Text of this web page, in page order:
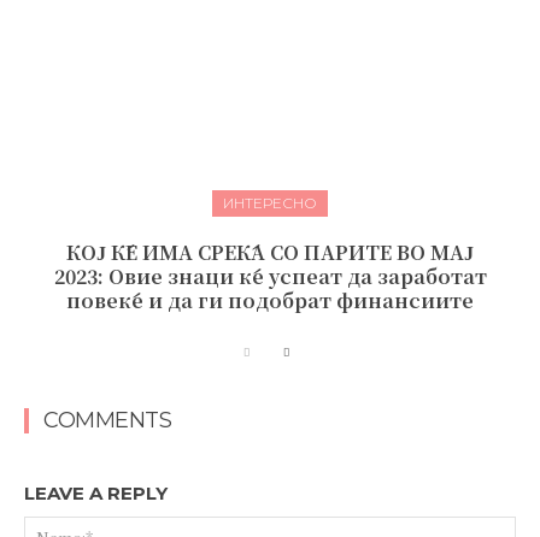
ИНТЕРЕСНО
КОЈ ЌЕ ИМА СРЕЌА СО ПАРИТЕ ВО МАЈ
2023: Овие знаци ќе успеат да заработат
повеќе и да ги подобрат финансиите
COMMENTS
LEAVE A REPLY